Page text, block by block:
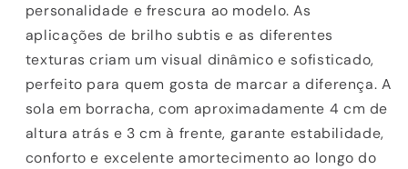
personalidade e frescura ao modelo. As
aplicações de brilho subtis e as diferentes
texturas criam um visual dinâmico e sofisticado,
perfeito para quem gosta de marcar a diferença. A
sola em borracha, com aproximadamente 4 cm de
altura atrás e 3 cm à frente, garante estabilidade,
conforto e excelente amortecimento ao longo do